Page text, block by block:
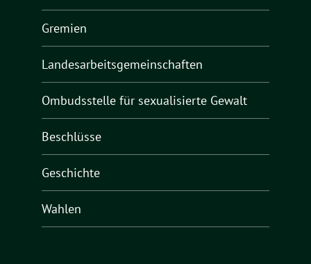
Gremien
Landesarbeitsgemeinschaften
Ombudsstelle für sexualisierte Gewalt
Beschlüsse
Geschichte
Wahlen